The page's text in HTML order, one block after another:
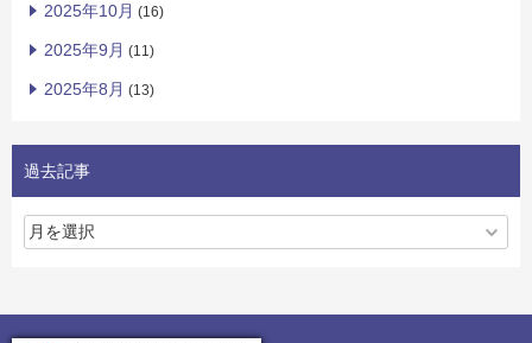
2025年10月 (16)
2025年9月 (11)
2025年8月 (13)
過去記事